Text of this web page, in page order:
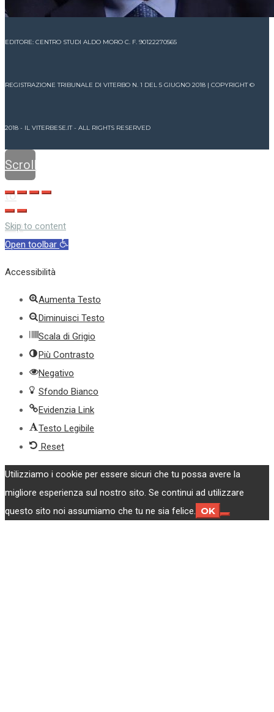
EDITORE: CENTRO STUDI ALDO MORO C. F. 90122270565
REGISTRAZIONE TRIBUNALE DI VITERBO N. 1 DEL 5 GIUGNO 2018 | COPYRIGHT ©
2018 - IL VITERBESE.IT - ALL RIGHTS RESERVED
Scroll
to
top
Skip to content
Open toolbar
Accessibilità
Aumenta Testo
Diminuisci Testo
Scala di Grigio
Più Contrasto
Negativo
Sfondo Bianco
Evidenzia Link
Testo Legibile
Reset
Utilizziamo i cookie per essere sicuri che tu possa avere la
migliore esperienza sul nostro sito. Se continui ad utilizzare
questo sito noi assumiamo che tu ne sia felice. OK